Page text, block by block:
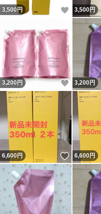
3,500円 いいね！
3,500円
3,200円 いいね！
3,200円
6,600円 いいね！
6,600円